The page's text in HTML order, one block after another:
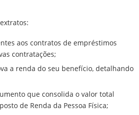
aos contratos de empréstimos
contratações;
a renda do seu benefício, detalhando
que consolida o valor total
de Renda da Pessoa Física;